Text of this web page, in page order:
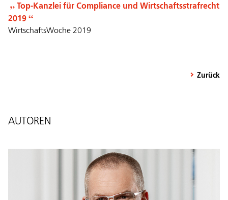
Top-Kanzlei für Compliance und Wirtschaftsstrafrecht
2019
WirtschaftsWoche 2019
Zurück
AUTOREN